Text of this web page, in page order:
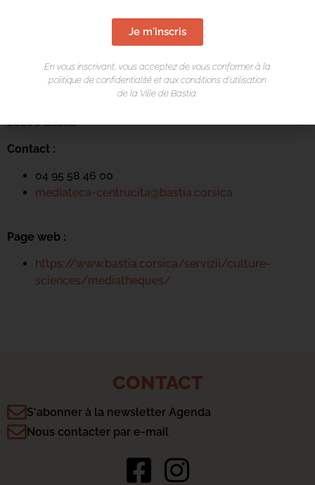
LIEU DE L'ÉVÉNEMENT
Mediateca Centru Cità
Place du Théatre
20200 Bastia
Contact :
04 95 58 46 00
mediateca-centrucita@bastia.corsica
Page web :
https://www.bastia.corsica/servizii/culture-
sciences/mediatheques/
CONTACT
S'abonner à la newsletter Agenda
Nous contacter par e-mail
Je m'inscris
En vous inscrivant, vous acceptez de vous conformer à la
politique de confidentialité et aux conditions d’utilisation
de la Ville de Bastia.